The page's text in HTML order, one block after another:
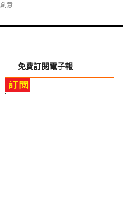
意
免費訂閱電子報